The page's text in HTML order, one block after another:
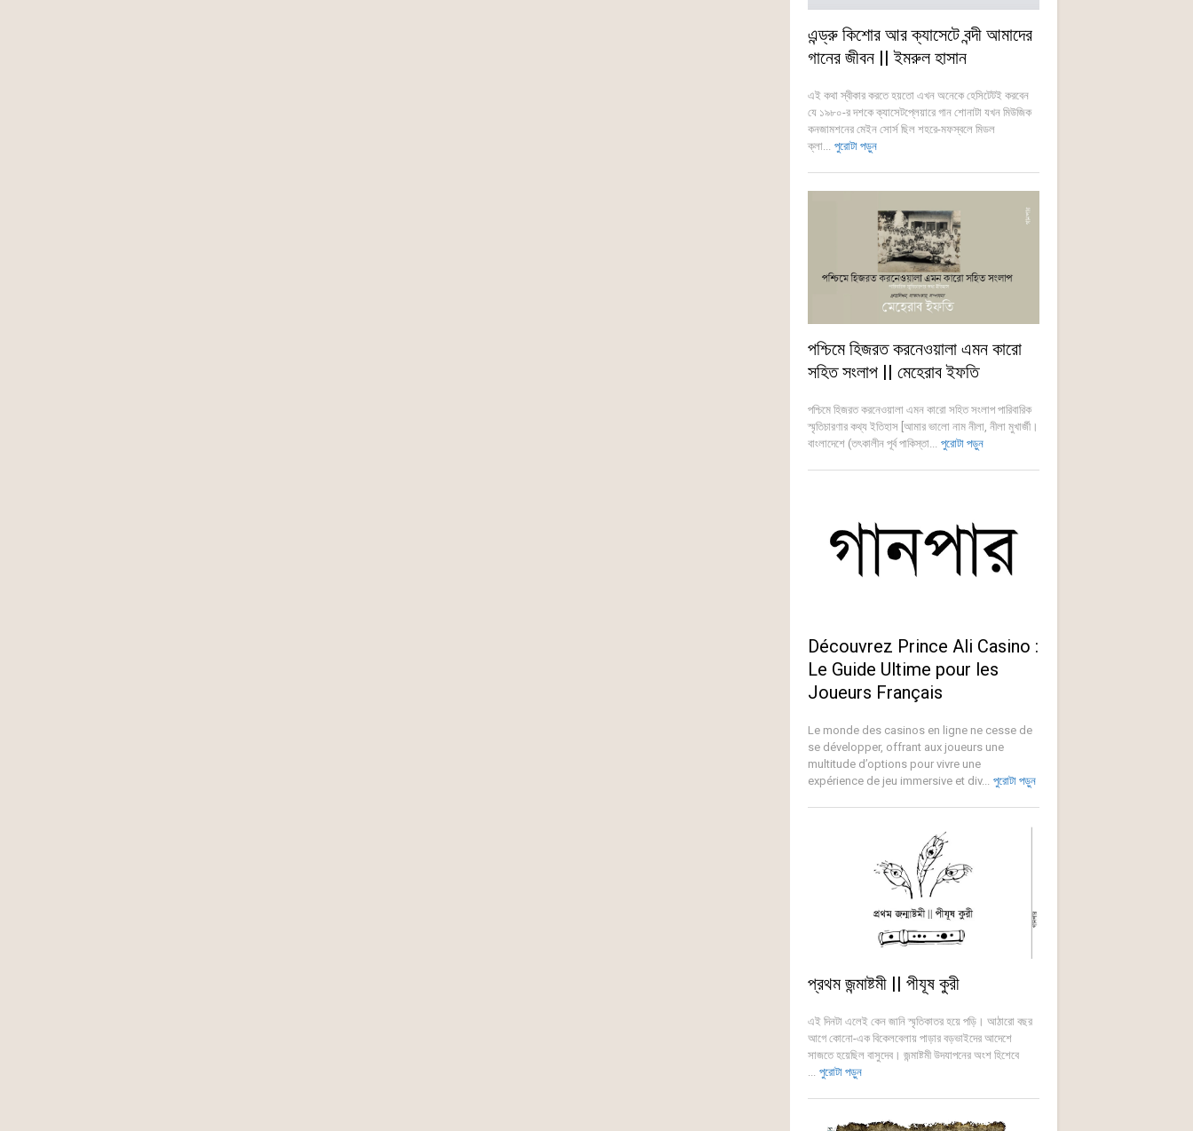
এন্ড্রু কিশোর আর ক্যাসেটে বন্দী আমাদের
গানের জীবন || ইমরুল হাসান
এই কথা স্বীকার করতে হয়তো এখন অনেকে হেসিটেটই করবেন
যে ১৯৮০-র দশকে ক্যাসেটপ্লেয়ারে গান শোনাটা যখন মিউজিক
কনজামশনের মেইন সোর্স ছিল শহরে-মফস্বলে মিডল
ক্লা... পুরোটা পড়ুন
পশ্চিমে হিজরত করনেওয়ালা এমন কারো
সহিত সংলাপ || মেহেরাব ইফতি
পশ্চিমে হিজরত করনেওয়ালা এমন কারো সহিত সংলাপ পারিবারিক
স্মৃতিচারণার কথ্য ইতিহাস [আমার ভালো নাম নীলা, নীলা মুখার্জী।
বাংলাদেশে (তৎকালীন পূর্ব পাকিস্তা... পুরোটা পড়ুন
Découvrez Prince Ali Casino :
Le Guide Ultime pour les
Joueurs Français
Le monde des casinos en ligne ne cesse de
se développer, offrant aux joueurs une
multitude d’options pour vivre une
expérience de jeu immersive et div... পুরোটা পড়ুন
প্রথম জন্মাষ্টমী || পীযূষ কুরী
এই দিনটা এলেই কেন জানি স্মৃতিকাতর হয়ে পড়ি। আঠারো বছর
আগে কোনো-এক বিকেলবেলায় পাড়ার বড়ভাইদের আদেশে
সাজতে হয়েছিল বাসুদেব। জন্মাষ্টমী উদযাপনের অংশ হিশেবে
... পুরোটা পড়ুন